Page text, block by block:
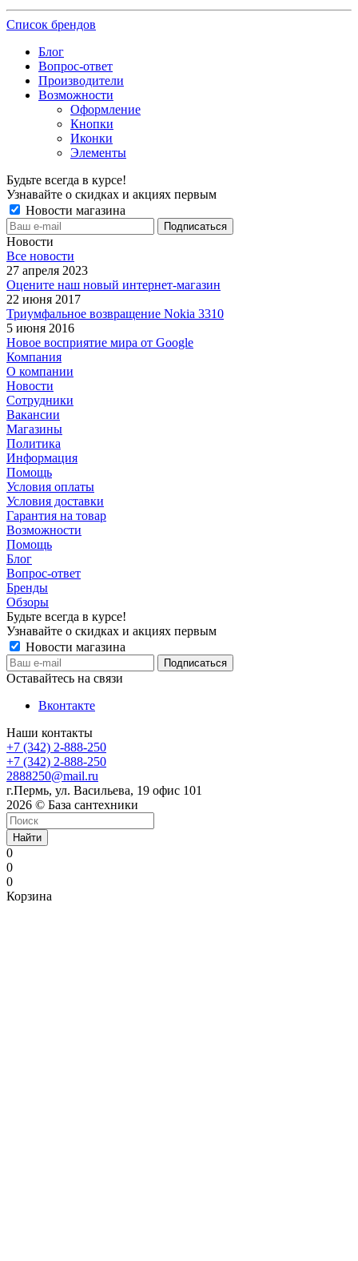
Список брендов
Блог
Вопрос-ответ
Производители
Возможности
Оформление
Кнопки
Иконки
Элементы
Будьте всегда в курсе!
Узнавайте о скидках и акциях первым
Новости магазина
Новости
Все новости
27 апреля 2023
Оцените наш новый интернет-магазин
22 июня 2017
Триумфальное возвращение Nokia 3310
5 июня 2016
Новое восприятие мира от Google
Компания
О компании
Новости
Сотрудники
Вакансии
Магазины
Политика
Информация
Помощь
Условия оплаты
Условия доставки
Гарантия на товар
Возможности
Помощь
Блог
Вопрос-ответ
Бренды
Обзоры
Будьте всегда в курсе!
Узнавайте о скидках и акциях первым
Новости магазина
Оставайтесь на связи
Вконтакте
Наши контакты
+7 (342) 2-888-250
+7 (342) 2-888-250
2888250@mail.ru
г.Пермь, ул. Васильева, 19 офис 101
2026 © База сантехники
Найти
0
0
0
Корзина